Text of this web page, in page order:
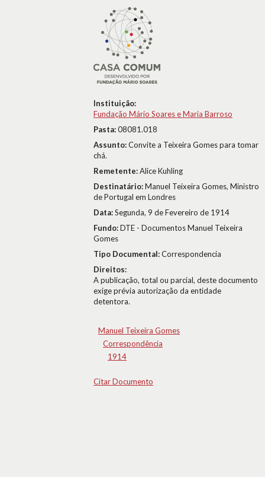
Instituição:
Fundação Mário Soares e Maria Barroso
Pasta:08081.018
Assunto:Convite a Teixeira Gomes para tomar
chá.
Remetente:Alice Kuhling
Destinatário:Manuel Teixeira Gomes, Ministro
de Portugal em Londres
Data:Segunda, 9 de Fevereiro de 1914
Fundo:DTE - Documentos Manuel Teixeira
Gomes
Tipo Documental:Correspondencia
Direitos:
A publicação, total ou parcial, deste documento
exige prévia autorização da entidade
detentora.
Manuel Teixeira Gomes
Correspondência
1914
Citar Documento